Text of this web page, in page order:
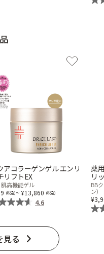
お悩みから探す TOP
アコラーゲンゲル エンリ
リフトEX
肌高機能ゲル
~ 13,860
4.6
薬
リ
BB
ン）
見る